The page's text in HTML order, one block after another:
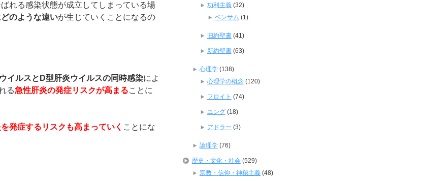
ばれる感染状態が成立してしまっている場
のような違いが生じていくことになるの
イルスと D型肝炎ウイルスの同時感染によ
る急性肝炎の発症リスクが高まることに
発症するリスクも高まっていく ことにな
功利主義(32)
ベンサム (1)
旧約聖書(41)
新約聖書(63)
心理学(138)
心理学の概念(120)
フロイト (74)
ユング(18)
アドラー (3)
論理学(76)
歴史・文化・社会(529)
宗教・信仰・神秘主義(48)